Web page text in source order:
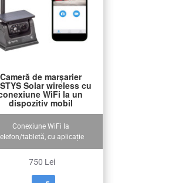
Conexiune WiFi la
tabletă, cu aplicație
Cameră de marșarier
Solar wireless cu
WiFi la un
dispozitiv mobil
750 Lei